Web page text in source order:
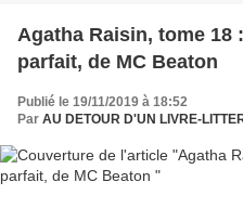
Agatha Raisin, tome 18
parfait, de MC Beaton
Publié le 19/11/2019 à 18:52
Par AU DETOUR D'UN LIVRE-